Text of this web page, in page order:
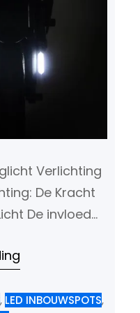
Verlichting
De Kracht
De invloed
is aanzienlijk.
aandacht
, LED INBOUWSPOTS,